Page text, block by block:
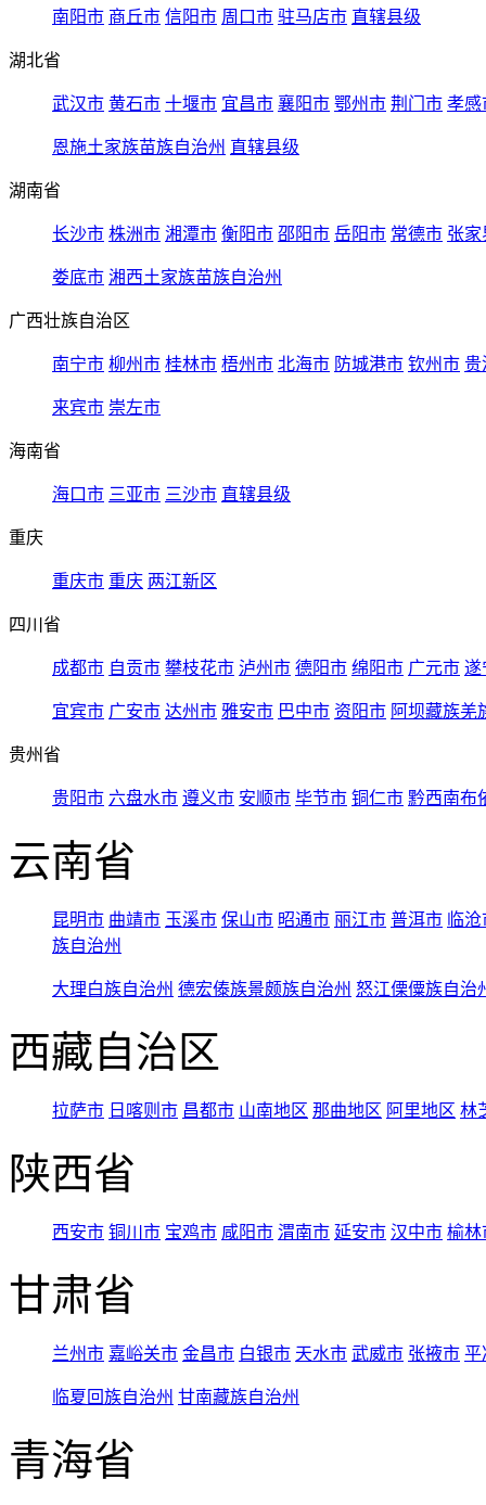
南阳市 商丘市 信阳市 周口市 驻马店市 直辖县级
湖北省
武汉市 黄石市 十堰市 宜昌市 襄阳市 鄂州市 荆门市 孝感
恩施土家族苗族自治州 直辖县级
湖南省
长沙市 株洲市 湘潭市 衡阳市 邵阳市 岳阳市 常德市 张家
娄底市 湘西土家族苗族自治州
广西壮族自治区
南宁市 柳州市 桂林市 梧州市 北海市 防城港市 钦州市 贵
来宾市 崇左市
海南省
海口市 三亚市 三沙市 直辖县级
重庆
重庆市 重庆 两江新区
四川省
成都市 自贡市 攀枝花市 泸州市 德阳市 绵阳市 广元市 遂
宜宾市 广安市 达州市 雅安市 巴中市 资阳市 阿坝藏族羌
贵州省
贵阳市 六盘水市 遵义市 安顺市 毕节市 铜仁市 黔西南布
云南省
昆明市 曲靖市 玉溪市 保山市 昭通市 丽江市 普洱市 临
族自治州
大理白族自治州 德宏傣族景颇族自治州 怒江傈僳族自治
西藏自治区
拉萨市 日喀则市 昌都市 山南地区 那曲地区 阿里地区 林
陕西省
西安市 铜川市 宝鸡市 咸阳市 渭南市 延安市 汉中市 榆林
甘肃省
兰州市 嘉峪关市 金昌市 白银市 天水市 武威市 张掖市 平
临夏回族自治州 甘南藏族自治州
青海省